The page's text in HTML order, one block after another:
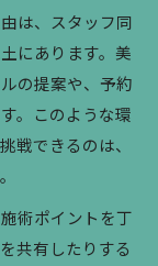
は、スタッフ同
にあります。美
の提案や、予約
。このような環
戦できるのは、
術ポイントを丁
共有したりする